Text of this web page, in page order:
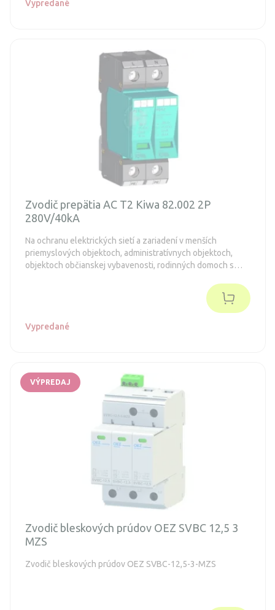
Vypredané
Zvodič prepätia AC T2 Kiwa 82.002 2P
280V/40kA
Na ochranu elektrických sietí a zariadení v menších
priemyslových objektoch, administratívnych objektoch,
objektoch občianskej vybavenosti, rodinných domoch s
vlny spôsobenej blízkym, priamym alebo nepriamym
Vypredané
VÝPREDAJ
Zvodič bleskových prúdov OEZ SVBC 12,5 3
MZS
Zvodič bleskových prúdov OEZ SVBC-12,5-3-MZS